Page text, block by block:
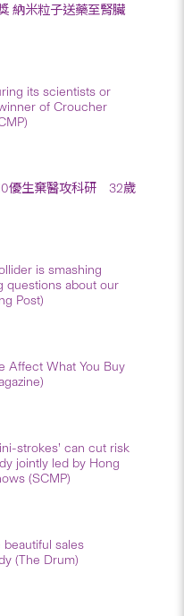
納米粒子送藥至腎臟
its scientists or
of Croucher
優生棄醫攻科研 32歲
is smashing
questions about our
Post)
Affect What You Buy
strokes’ can cut risk
jointly led by Hong
(SCMP)
sales
(The Drum)